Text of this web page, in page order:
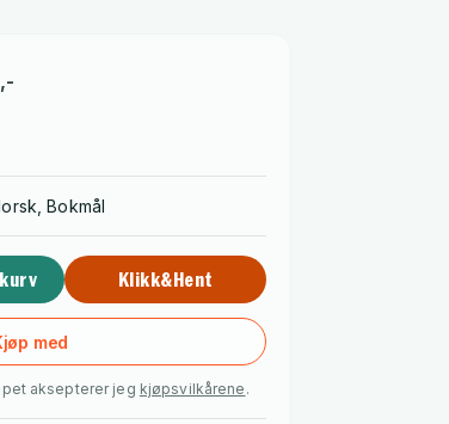
,-
Bokmål
Klikk&Hent
med
aksepterer jeg kjøpsvilkårene .